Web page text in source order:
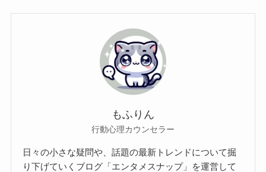
もふりん
行動心理カウンセラー
日々の小さな疑問や、話題の最新トレンドについて掘
り下げていくブログ「エンタメスナップ」を運営して